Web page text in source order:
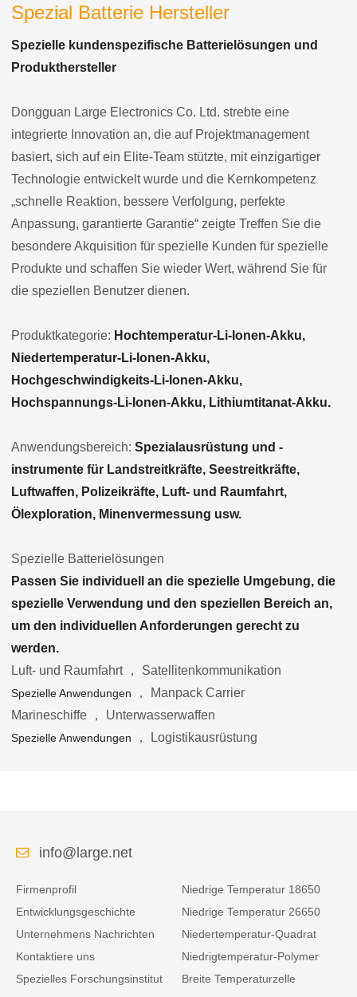
Spezial Batterie Hersteller
Spezielle kundenspezifische Batterielösungen und
Produkthersteller
Dongguan Large Electronics Co. Ltd. strebte eine
integrierte Innovation an, die auf Projektmanagement
basiert, sich auf ein Elite-Team stützte, mit einzigartiger
Technologie entwickelt wurde und die Kernkompetenz
„schnelle Reaktion, bessere Verfolgung, perfekte
Anpassung, garantierte Garantie“ zeigte Treffen Sie die
besondere Akquisition für spezielle Kunden für spezielle
Produkte und schaffen Sie wieder Wert, während Sie für
die speziellen Benutzer dienen.
Produktkategorie: Hochtemperatur-Li-Ionen-Akku,
Niedertemperatur-Li-Ionen-Akku,
Hochgeschwindigkeits-Li-Ionen-Akku,
Hochspannungs-Li-Ionen-Akku, Lithiumtitanat-Akku.
Anwendungsbereich: Spezialausrüstung und -
instrumente für Landstreitkräfte, Seestreitkräfte,
Luftwaffen, Polizeikräfte, Luft- und Raumfahrt,
Ölexploration, Minenvermessung usw.
Spezielle Batterielösungen
Passen Sie individuell an die spezielle Umgebung, die
spezielle Verwendung und den speziellen Bereich an,
um den individuellen Anforderungen gerecht zu
werden.
Luft- und Raumfahrt ， Satellitenkommunikation
Spezielle Anwendungen ， Manpack Carrier
Marineschiffe ， Unterwasserwaffen
Spezielle Anwendungen ， Logistikausrüstung
info@large.net
Firmenprofil
Entwicklungsgeschichte
Unternehmens Nachrichten
Kontaktiere uns
Spezielles Forschungsinstitut
Niedrige Temperatur 18650
Niedrige Temperatur 26650
Niedertemperatur-Quadrat
Niedrigtemperatur-Polymer
Breite Temperaturzelle